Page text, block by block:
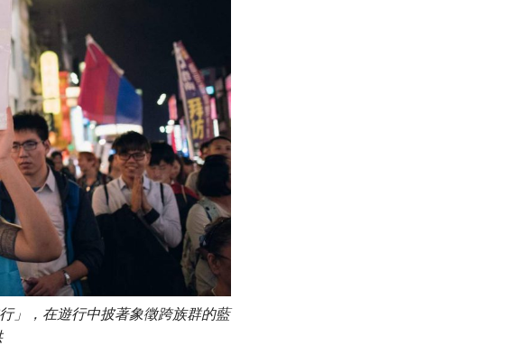
」，在遊行中披著象徵跨族群的藍